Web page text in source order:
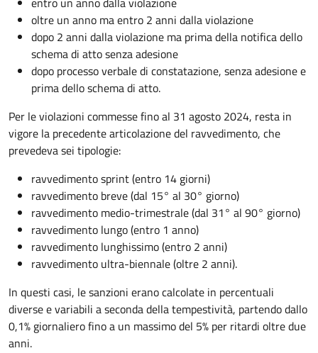
oltre un anno ma entro 2 anni dalla violazione
dopo 2 anni dalla violazione ma prima della notifica dello
schema di atto senza adesione
dopo processo verbale di constatazione, senza adesione e
prima dello schema di atto.
Per le violazioni commesse fino al 31 agosto 2024, resta in
vigore la precedente articolazione del ravvedimento, che
prevedeva sei tipologie:
ravvedimento sprint (entro 14 giorni)
ravvedimento breve (dal 15° al 30° giorno)
ravvedimento medio-trimestrale (dal 31° al 90° giorno)
ravvedimento lungo (entro 1 anno)
ravvedimento lunghissimo (entro 2 anni)
ravvedimento ultra-biennale (oltre 2 anni).
In questi casi, le sanzioni erano calcolate in percentuali
diverse e variabili a seconda della tempestività, partendo dallo
0,1% giornaliero fino a un massimo del 5% per ritardi oltre due
anni.